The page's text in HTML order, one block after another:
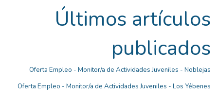
Últimos artículos
publicados
Oferta Empleo - Monitor/a de Actividades Juveniles - Noblejas
Oferta Empleo - Monitor/a de Actividades Juveniles - Los Yébenes